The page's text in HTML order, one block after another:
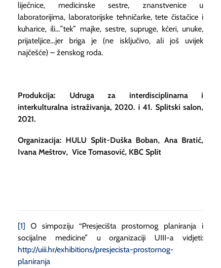
liječnice, medicinske sestre, znanstvenice u
laboratorijima, laboratorijske tehničarke, tete čistačice i
kuharice, ili…”tek” majke, sestre, supruge, kćeri, unuke,
prijateljice…jer briga je (ne isključivo, ali još uvijek
najčešće) – ženskog roda.
Produkcija: Udruga za interdisciplinarna i
interkulturalna istraživanja, 2020. i 41. Splitski salon,
2021.
Organizacija: HULU Split-Duška Boban, Ana Bratić,
Ivana Meštrov, Vice Tomasović, KBC Split
[1] O simpoziju “Presjecišta prostornog planiranja i
socijalne medicine” u organizaciji UIII-a vidjeti:
http://uiii.hr/exhibitions/presjecista-prostornog-
planiranja